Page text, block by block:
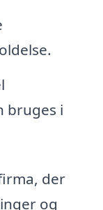
bruges i
der
og